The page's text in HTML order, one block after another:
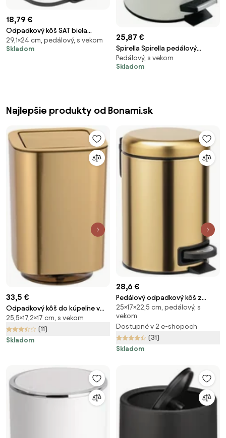
18,79 €
Odpadkový kôš SAT biela
SATDKOSO5B
29,1×24 cm, pedálový, s vekom
Skladom
25,87 €
Spirella Spirella pedálový
odpadkový kôš adonis matná
biela oceľ bambusové veko 5 l
Pedálový, s vekom
Skladom
Najlepšie produkty od Bonami.sk
33,5 €
Odpadkový kôš do kúpeľne v
zlatej farbe Wenko Auron
25,5×17,2×17 cm, s vekom
(11)
Skladom
28,6 €
Pedálový odpadkový kôš z
nehrdzavejúcej ocele v zlatej
farbe 3 l Leman – Wenko
25×17×22,5 cm, pedálový, s
vekom
Dostupné v 2 e-shopoch
(31)
Skladom